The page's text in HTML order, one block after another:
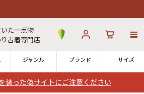
装った偽サイトにご注意ください
た一点物
古着専門店
ジャンル ブランド サイズ